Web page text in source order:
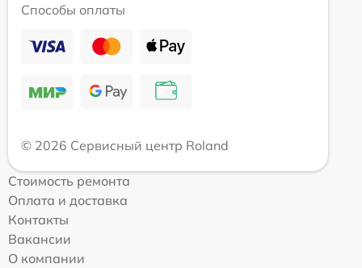
Способы оплаты
© 2026 Сервисный центр Roland
Стоимость ремонта
Оплата и доставка
Контакты
Вакансии
О компании